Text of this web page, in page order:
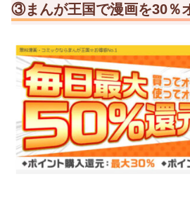
③まんが王国で漫画を30％